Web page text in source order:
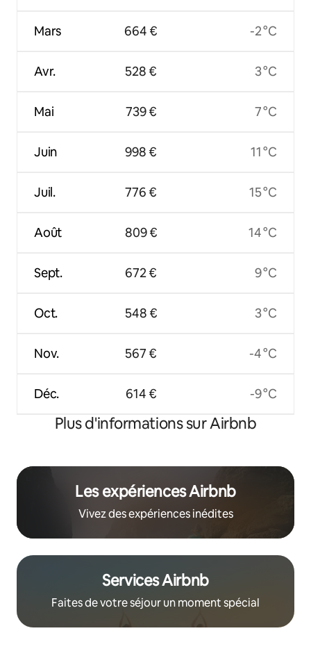
Mars
Avr.
Mai
Juin
Juil.
Août
Sept.
Oct.
Nov.
Déc.
664 €
528 €
739 €
998 €
776 €
809 €
672 €
548 €
567 €
614 €
-2 °C
3 °C
7 °C
11 °C
15 °C
14 °C
9 °C
3 °C
-4 °C
-9 °C
Plus d'informations sur Airbnb
Les expériences Airbnb
Vivez des expériences inédites
Services Airbnb
Faites de votre séjour un moment spécial